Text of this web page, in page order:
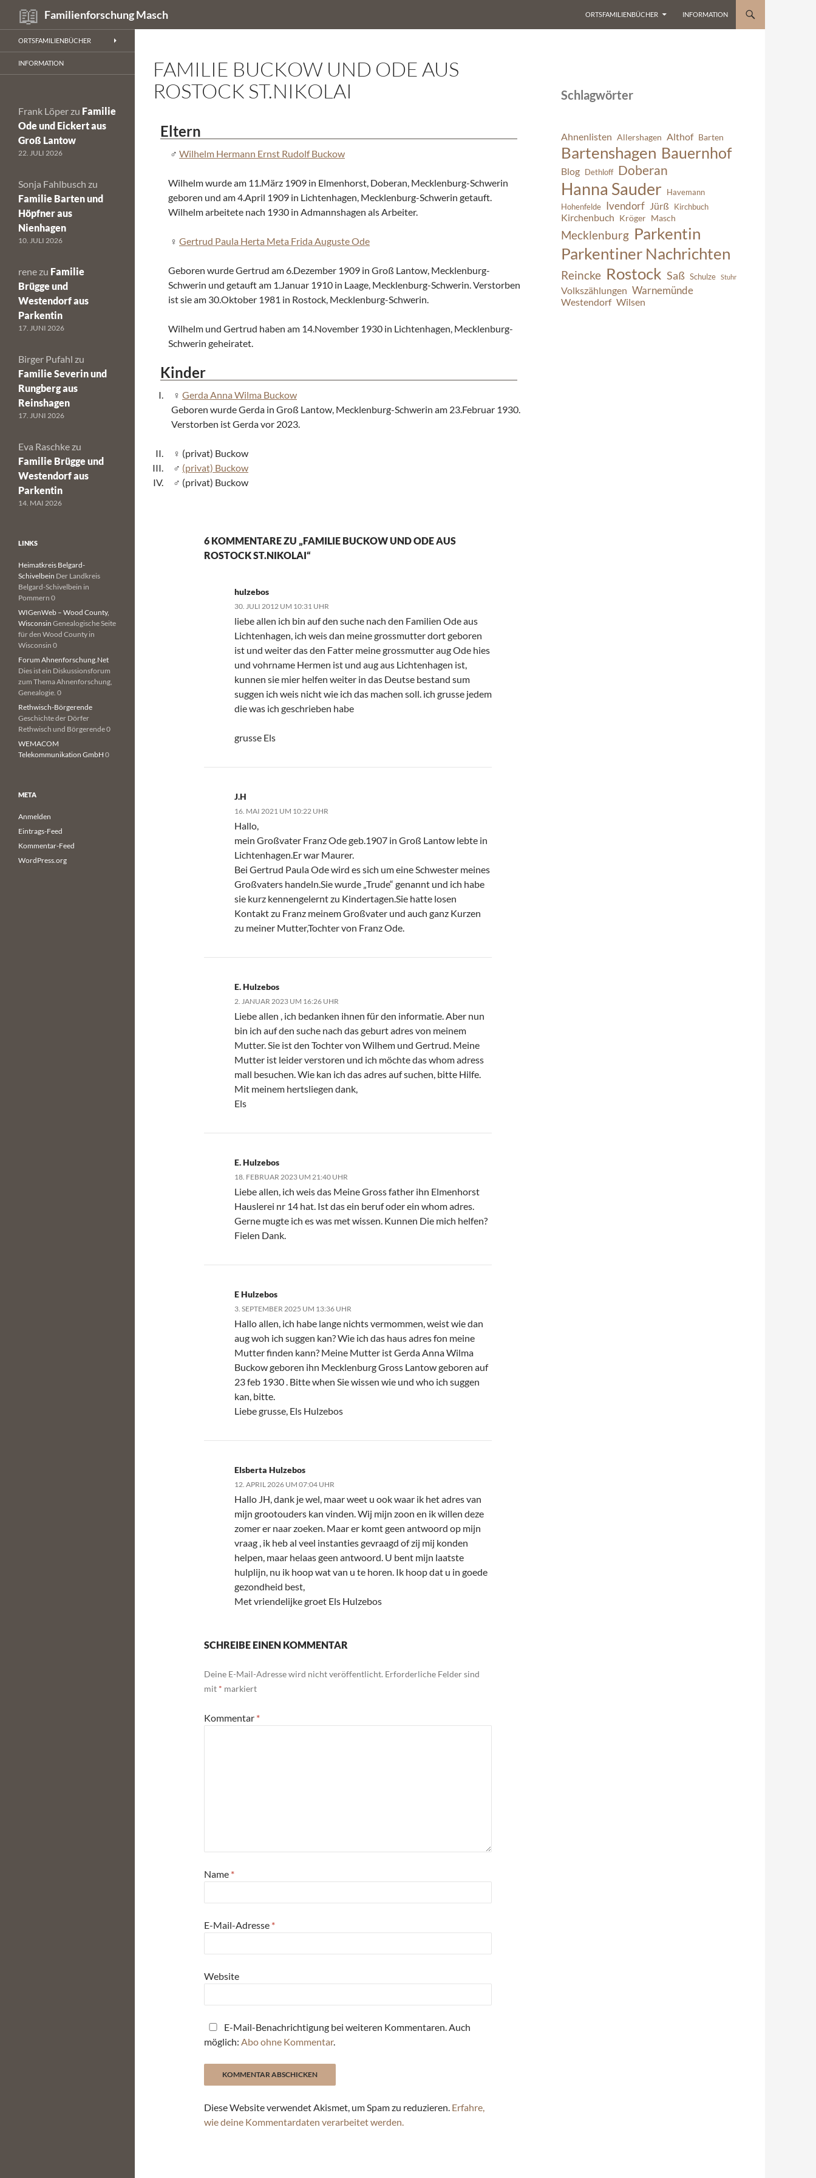
Inhalt
springen
Familienforschung Masch
Suchen
ORTSFAMILIENBÜCHER INFORMATION
FAMILIE BUCKOW UND ODE AUS
ROSTOCK ST.NIKOLAI
Eltern
Wilhelm Hermann Ernst Rudolf Buckow
Wilhelm wurde am 11.März 1909 in Elmenhorst, Doberan, Mecklenburg-Schwerin
geboren und am 4.April 1909 in Lichtenhagen, Mecklenburg-Schwerin getauft.
Wilhelm arbeitete nach 1930 in Admannshagen als Arbeiter.
Gertrud Paula Herta Meta Frida Auguste Ode
Geboren wurde Gertrud am 6.Dezember 1909 in Groß Lantow, Mecklenburg-
Schwerin und getauft am 1.Januar 1910 in Laage, Mecklenburg-Schwerin. Verstorben
ist sie am 30.Oktober 1981 in Rostock, Mecklenburg-Schwerin.
Wilhelm und Gertrud haben am 14.November 1930 in Lichtenhagen, Mecklenburg-
Schwerin geheiratet.
Kinder
Gerda Anna Wilma Buckow
Geboren wurde Gerda in Groß Lantow, Mecklenburg-Schwerin am 23.Februar 1930.
Verstorben ist Gerda vor 2023.
(privat) Buckow
(privat) Buckow
(privat) Buckow
6 KOMMENTARE ZU „FAMILIE BUCKOW UND ODE AUS
ROSTOCK ST.NIKOLAI“
hulzebos
30. JULI 2012 UM 10:31 UHR
liebe allen ich bin auf den suche nach den Familien Ode aus
Lichtenhagen, ich weis dan meine grossmutter dort geboren
ist und weiter das den Fatter meine grossmutter aug Ode hies
und vohrname Hermen ist und aug aus Lichtenhagen ist,
kunnen sie mier helfen weiter in das Deutse bestand sum
suggen ich weis nicht wie ich das machen soll. ich grusse jedem
die was ich geschrieben habe
grusse Els
J.H
16. MAI 2021 UM 10:22 UHR
Hallo,
mein Großvater Franz Ode geb.1907 in Groß Lantow lebte in
Lichtenhagen.Er war Maurer.
Bei Gertrud Paula Ode wird es sich um eine Schwester meines
Großvaters handeln.Sie wurde „Trude“ genannt und ich habe
sie kurz kennengelernt zu Kindertagen.Sie hatte losen
Kontakt zu Franz meinem Großvater und auch ganz Kurzen
zu meiner Mutter,Tochter von Franz Ode.
E. Hulzebos
2. JANUAR 2023 UM 16:26 UHR
Liebe allen , ich bedanken ihnen für den informatie. Aber nun
bin ich auf den suche nach das geburt adres von meinem
Mutter. Sie ist den Tochter von Wilhem und Gertrud. Meine
Mutter ist leider verstoren und ich möchte das whom adress
mall besuchen. Wie kan ich das adres auf suchen, bitte Hilfe.
Mit meinem hertsliegen dank,
Els
E. Hulzebos
18. FEBRUAR 2023 UM 21:40 UHR
Liebe allen, ich weis das Meine Gross father ihn Elmenhorst
Hauslerei nr 14 hat. Ist das ein beruf oder ein whom adres.
Gerne mugte ich es was met wissen. Kunnen Die mich helfen?
Fielen Dank.
E Hulzebos
3. SEPTEMBER 2025 UM 13:36 UHR
Hallo allen, ich habe lange nichts vermommen, weist wie dan
aug woh ich suggen kan? Wie ich das haus adres fon meine
Mutter finden kann? Meine Mutter ist Gerda Anna Wilma
Buckow geboren ihn Mecklenburg Gross Lantow geboren auf
23 feb 1930 . Bitte when Sie wissen wie und who ich suggen
kan, bitte.
Liebe grusse, Els Hulzebos
Elsberta Hulzebos
12. APRIL 2026 UM 07:04 UHR
Hallo JH, dank je wel, maar weet u ook waar ik het adres van
mijn grootouders kan vinden. Wij mijn zoon en ik willen deze
zomer er naar zoeken. Maar er komt geen antwoord op mijn
vraag , ik heb al veel instanties gevraagd of zij mij konden
helpen, maar helaas geen antwoord. U bent mijn laatste
hulplijn, nu ik hoop wat van u te horen. Ik hoop dat u in goede
gezondheid best,
Met vriendelijke groet Els Hulzebos
SCHREIBE EINEN KOMMENTAR
Deine E-Mail-Adresse wird nicht veröffentlicht. Erforderliche Felder sind
mit * markiert
Kommentar *
Name *
E-Mail-Adresse *
Website
E-Mail-Benachrichtigung bei weiteren Kommentaren. Auch
möglich: Abo ohne Kommentar.
Diese Website verwendet Akismet, um Spam zu reduzieren. Erfahre,
wie deine Kommentardaten verarbeitet werden.
Schlagwörter
Ahnenlisten Allershagen Althof Barten
Bartenshagen Bauernhof
Blog Dethloff Doberan
Hanna Sauder
Havemann
Hohenfelde Ivendorf Jürß Kirchbuch
Kirchenbuch Kröger Masch
Mecklenburg Parkentin
Parkentiner Nachrichten
Reincke Rostock Saß Schulze Stuhr
Volkszählungen Warnemünde
Westendorf Wilsen
ORTSFAMILIENBÜCHER
INFORMATION
Frank Löper zu Familie
Ode und Eickert aus
Groß Lantow
22. JULI 2026
Sonja Fahlbusch zu
Familie Barten und
Höpfner aus
Nienhagen
10. JULI 2026
rene zu Familie
Brügge und
Westendorf aus
Parkentin
17. JUNI 2026
Birger Pufahl zu
Familie Severin und
Rungberg aus
Reinshagen
17. JUNI 2026
Eva Raschke zu
Familie Brügge und
Westendorf aus
Parkentin
14. MAI 2026
LINKS
Heimatkreis Belgard-
Schivelbein Der Landkreis
Belgard-Schivelbein in
Pommern 0
WIGenWeb – Wood County,
Wisconsin Genealogische Seite
für den Wood County in
Wisconsin 0
Forum Ahnenforschung.Net
Dies ist ein Diskussionsforum
zum Thema Ahnenforschung,
Genealogie. 0
Rethwisch-Börgerende
Geschichte der Dörfer
Rethwisch und Börgerende 0
WEMACOM
Telekommunikation GmbH 0
META
Anmelden
Eintrags-Feed
Kommentar-Feed
WordPress.org